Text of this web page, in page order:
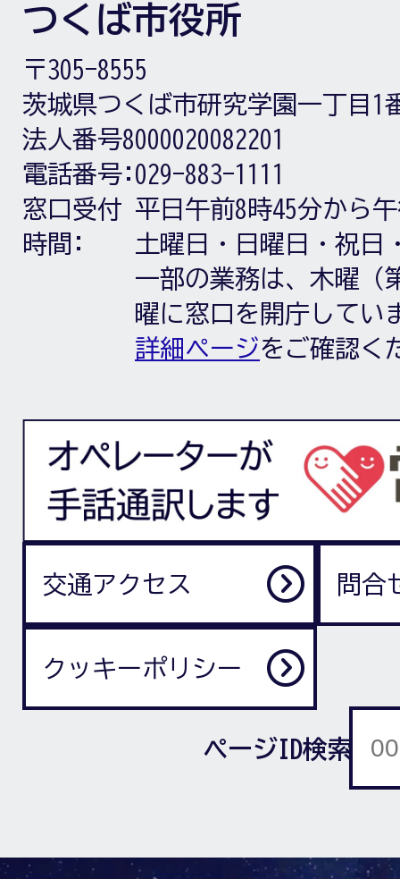
つくば市役所
〒305-8555
茨城県つくば市研究学園一丁目1
法人番号8000020082201
電話番号: 029-883-1111
窓口受付
時間:
平日午前8時45分から
土曜日・日曜日・祝日
一部の業務は、木曜（
曜に窓口を開庁してい
詳細ページをご確認く
交通アクセス 問合
クッキーポリシー
ページID検索